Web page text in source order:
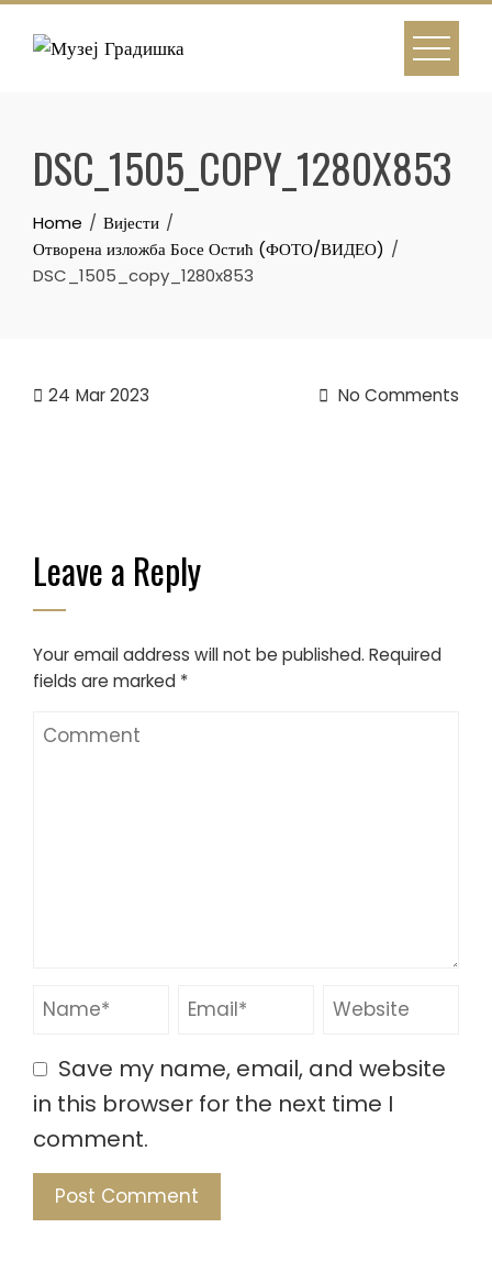
Skip
DSC_1505_COPY_1280X853
Home
Вијести
Отворена изложба Босе Остић (ФОТО/ВИДЕО)
DSC_1505_copy_1280x853
24 Mar 2023 No Comments
Leave a Reply
Your email address will not be published. Required
fields are marked *
Save my name, email, and website
in this browser for the next time I
comment.